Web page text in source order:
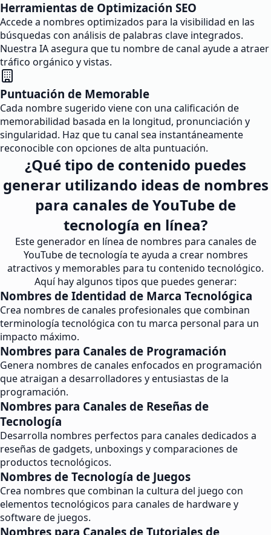
Herramientas de Optimización SEO
Accede a nombres optimizados para la visibilidad en las
búsquedas con análisis de palabras clave integrados.
Nuestra IA asegura que tu nombre de canal ayude a atraer
tráfico orgánico y vistas.
Puntuación de Memorable
Cada nombre sugerido viene con una calificación de
memorabilidad basada en la longitud, pronunciación y
singularidad. Haz que tu canal sea instantáneamente
reconocible con opciones de alta puntuación.
¿Qué tipo de contenido puedes
generar utilizando ideas de nombres
para canales de YouTube de
tecnología en línea?
Este generador en línea de nombres para canales de
YouTube de tecnología te ayuda a crear nombres
atractivos y memorables para tu contenido tecnológico.
Aquí hay algunos tipos que puedes generar:
Nombres de Identidad de Marca Tecnológica
Crea nombres de canales profesionales que combinan
terminología tecnológica con tu marca personal para un
impacto máximo.
Nombres para Canales de Programación
Genera nombres de canales enfocados en programación
que atraigan a desarrolladores y entusiastas de la
programación.
Nombres para Canales de Reseñas de
Tecnología
Desarrolla nombres perfectos para canales dedicados a
reseñas de gadgets, unboxings y comparaciones de
productos tecnológicos.
Nombres de Tecnología de Juegos
Crea nombres que combinan la cultura del juego con
elementos tecnológicos para canales de hardware y
software de juegos.
Nombres para Canales de Tutoriales de